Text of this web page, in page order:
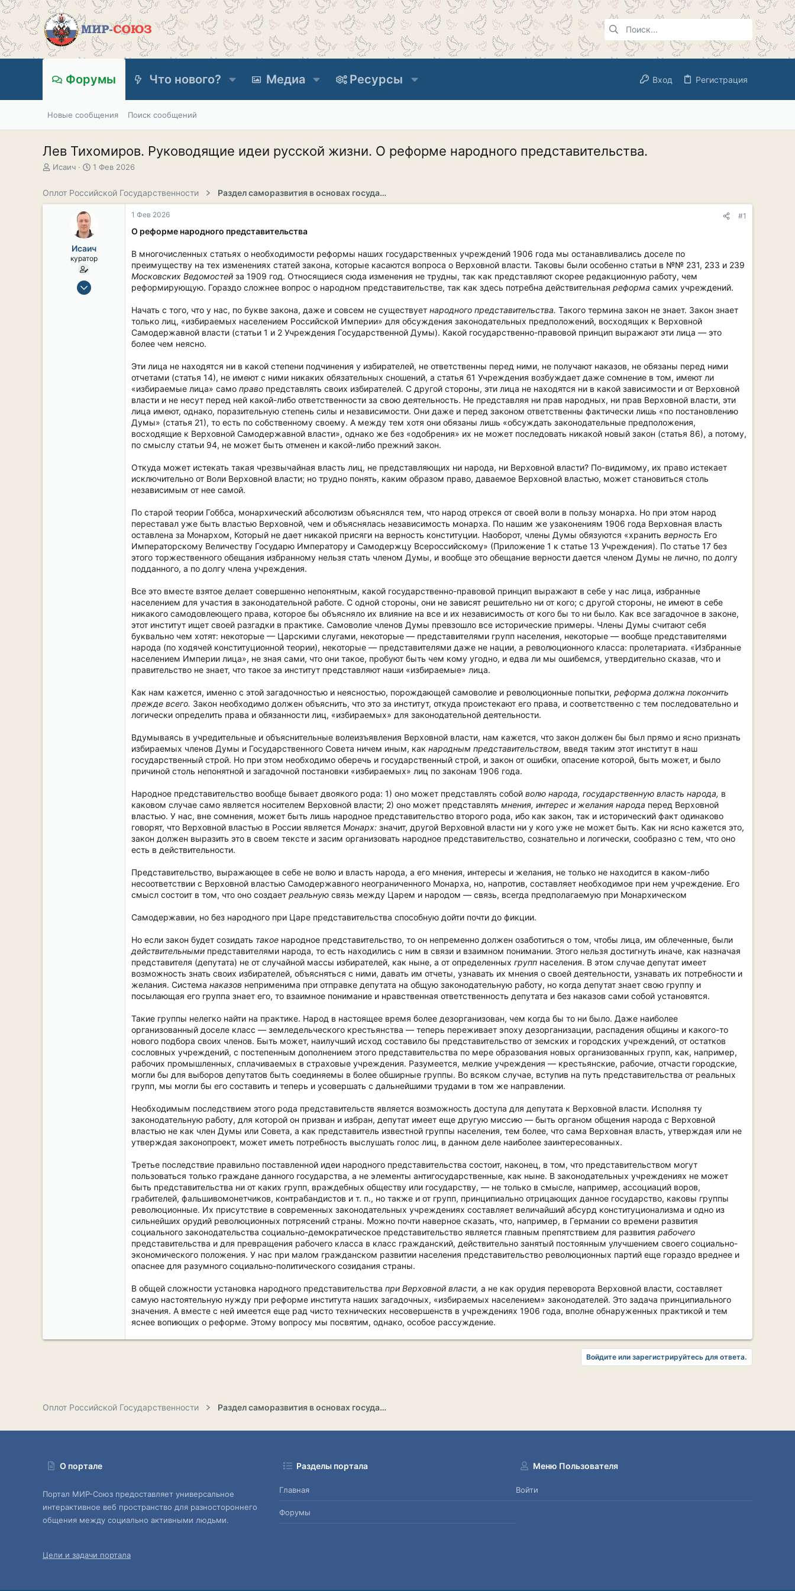
Форумы Что нового? Медиа Ресурсы Вход Регистрация
Новые сообщения Поиск сообщений
Лев Тихомиров. Руководящие идеи русской жизни. О реформе народного представительства.
А
о
Исаич
Д
а
л
а
1 Фев 2026
Оплот Российской Государственности Раздел саморазвития в основах государственности
Исаич
куратор
15 Сен 2019
1 Фев 2026 #1
О реформе народного представительства
В многочисленных статьях о необходимости реформы наших государственных учреждений 1906 года мы останавливались доселе по
преимуществу на тех изменениях статей закона, которые касаются вопроса о Верховной власти. Таковы были особенно статьи в №№ 231, 233 и 239
Московских Ведомостей за 1909 год. Относящиеся сюда изменения не трудны, так как представляют скорее редакционную работу, чем
реформирующую. Гораздо сложнее вопрос о народном представительстве, так как здесь потребна действительная реформа самих учреждений.
Начать с того, что у нас, по букве закона, даже и совсем не существует народного представительства. Такого термина закон не знает. Закон знает
только лиц, «избираемых населением Российской Империи» для обсуждения законодательных предположений, восходящих к Верховной
Самодержавной власти (статьи 1 и 2 Учреждения Государственной Думы). Какой государственно-правовой принцип выражают эти лица — это
более чем неясно.
Эти лица не находятся ни в какой степени подчинения у избирателей, не ответственны перед ними, не получают наказов, не обязаны перед ними
отчетами (статья 14), не имеют с ними никаких обязательных сношений, а статья 61 Учреждения возбуждает даже сомнение в том, имеют ли
«избираемые лица» само право представлять своих избирателей. С другой стороны, эти лица не находятся ни в какой зависимости и от Верховной
власти и не несут перед ней какой-либо ответственности за свою деятельность. Не представляя ни прав народных, ни прав Верховной власти, эти
лица имеют, однако, поразительную степень силы и независимости. Они даже и перед законом ответственны фактически лишь «по постановлению
Думы» (статья 21), то есть по собственному своему. А между тем хотя они обязаны лишь «обсуждать законодательные предположения,
восходящие к Верховной Самодержавной власти», однако же без «одобрения» их не может последовать никакой новый закон (статья 86), а потому,
по смыслу статьи 94, не может быть отменен и какой-либо прежний закон.
Откуда может истекать такая чрезвычайная власть лиц, не представляющих ни народа, ни Верховной власти? По-видимому, их право истекает
исключительно от Воли Верховной власти; но трудно понять, каким образом право, даваемое Верховной властью, может становиться столь
независимым от нее самой.
По старой теории Гоббса, монархический абсолютизм объяснялся тем, что народ отрекся от своей воли в пользу монарха. Но при этом народ
переставал уже быть властью Верховной, чем и объяснялась независимость монарха. По нашим же узаконениям 1906 года Верховная власть
оставлена за Монархом, Который не дает никакой присяги на верность конституции. Наоборот, члены Думы обязуются «хранить верность Его
Императорскому Величеству Государю Императору и Самодержцу Всероссийскому» (Приложение 1 к статье 13 Учреждения). По статье 17 без
этого торжественного обещания избранному нельзя стать членом Думы, и вообще это обещание верности дается членом Думы не лично, по долгу
подданного, а по долгу члена учреждения.
Все это вместе взятое делает совершенно непонятным, какой государственно-правовой принцип выражают в себе у нас лица, избранные
населением для участия в законодательной работе. С одной стороны, они не зависят решительно ни от кого; с другой стороны, не имеют в себе
никакого самодовлеющего права, которое бы объясняло их влияние на все и их независимость от кого бы то ни было. Как все загадочное в законе,
этот институт ищет своей разгадки в практике. Самоволие членов Думы превзошло все исторические примеры. Члены Думы считают себя
буквально чем хотят: некоторые — Царскими слугами, некоторые — представителями групп населения, некоторые — вообще представителями
народа (по ходячей конституционной теории), некоторые — представителями даже не нации, а революционного класса: пролетариата. «Избранные
населением Империи лица», не зная сами, что они такое, пробуют быть чем кому угодно, и едва ли мы ошибемся, утвердительно сказав, что и
правительство не знает, что такое за институт представляют наши «избираемые» лица.
Как нам кажется, именно с этой загадочностью и неясностью, порождающей самоволие и революционные попытки, реформа должна покончить
прежде всего. Закон необходимо должен объяснить, что это за институт, откуда проистекают его права, и соответственно с тем последовательно и
логически определить права и обязанности лиц, «избираемых» для законодательной деятельности.
Вдумываясь в учредительные и объяснительные волеизъявления Верховной власти, нам кажется, что закон должен бы был прямо и ясно признать
избираемых членов Думы и Государственного Совета ничем иным, как народным представительством, введя таким этот институт в наш
государственный строй. Но при этом необходимо оберечь и государственный строй, и закон от ошибки, опасение которой, быть может, и было
причиной столь непонятной и загадочной постановки «избираемых» лиц по законам 1906 года.
Народное представительство вообще бывает двоякого рода: 1) оно может представлять собой волю народа, государственную власть народа, в
каковом случае само является носителем Верховной власти; 2) оно может представлять мнения, интерес и желания народа перед Верховной
властью. У нас, вне сомнения, может быть лишь народное представительство второго рода, ибо как закон, так и исторический факт одинаково
говорят, что Верховной властью в России является Монарх: значит, другой Верховной власти ни у кого уже не может быть. Как ни ясно кажется это,
закон должен выразить это в своем тексте и засим организовать народное представительство, сознательно и логически, сообразно с тем, что оно
есть в действительности.
Представительство, выражающее в себе не волю и власть народа, а его мнения, интересы и желания, не только не находится в каком-либо
несоответствии с Верховной властью Самодержавного неограниченного Монарха, но, напротив, составляет необходимое при нем учреждение. Его
смысл состоит в том, что оно создает реальную связь между Царем и народом — связь, всегда предполагаемую при Монархическом
Самодержавии, но без народного при Царе представительства способную дойти почти до фикции.
Но если закон будет созидать такое народное представительство, то он непременно должен озаботиться о том, чтобы лица, им облеченные, были
действительными представителями народа, то есть находились с ним в связи и взаимном понимании. Этого нельзя достигнуть иначе, как назначая
представителя (депутата) не от случайной массы избирателей, как ныне, а от определенных групп населения. В этом случае депутат имеет
возможность знать своих избирателей, объясняться с ними, давать им отчеты, узнавать их мнения о своей деятельности, узнавать их потребности и
желания. Система наказов неприменима при отправке депутата на общую законодательную работу, но когда депутат знает свою группу и
посылающая его группа знает его, то взаимное понимание и нравственная ответственность депутата и без наказов сами собой установятся.
Такие группы нелегко найти на практике. Народ в настоящее время более дезорганизован, чем когда бы то ни было. Даже наиболее
организованный доселе класс — земледельческого крестьянства — теперь переживает эпоху дезорганизации, распадения общины и какого-то
нового подбора своих членов. Быть может, наилучший исход составило бы представительство от земских и городских учреждений, от остатков
сословных учреждений, с постепенным дополнением этого представительства по мере образования новых организованных групп, как, например,
рабочих промышленных, сплачиваемых в страховые учреждения. Разумеется, мелкие учреждения — крестьянские, рабочие, отчасти городские,
могли бы для выборов депутатов быть соединяемы в более обширные группы. Во всяком случае, вступив на путь представительства от реальных
групп, мы могли бы его составить и теперь и усовершать с дальнейшими трудами в том же направлении.
Необходимым последствием этого рода представительств является возможность доступа для депутата к Верховной власти. Исполняя ту
законодательную работу, для которой он призван и избран, депутат имеет еще другую миссию — быть органом общения народа с Верховной
властью не как член Думы или Совета, а как представитель известной группы населения, тем более, что сама Верховная власть, утверждая или не
утверждая законопроект, может иметь потребность выслушать голос лиц, в данном деле наиболее заинтересованных.
Третье последствие правильно поставленной идеи народного представительства состоит, наконец, в том, что представительством могут
пользоваться только граждане данного государства, а не элементы антигосударственные, как ныне. В законодательных учреждениях не может
быть представительства ни от каких групп, враждебных обществу или государству, — не только в смысле, например, ассоциаций воров,
грабителей, фальшивомонетчиков, контрабандистов и т. п., но также и от групп, принципиально отрицающих данное государство, каковы группы
революционные. Их присутствие в современных законодательных учреждениях составляет величайший абсурд конституционализма и одно из
сильнейших орудий революционных потрясений страны. Можно почти наверное сказать, что, например, в Германии со времени развития
социального законодательства социально-демократическое представительство является главным препятствием для развития рабочего
представительства и для превращения рабочего класса в класс гражданский, действительно занятый постоянным улучшением своего социально-
экономического положения. У нас при малом гражданском развитии населения представительство революционных партий еще гораздо вреднее и
опаснее для разумного социально-политического созидания страны.
В общей сложности установка народного представительства при Верховной власти, а не как орудия переворота Верховной власти, составляет
самую настоятельную нужду при реформе института наших загадочных, «избираемых населением» законодателей. Это задача принципиального
значения. А вместе с ней имеется еще рад чисто технических несовершенств в учреждениях 1906 года, вполне обнаруженных практикой и тем
яснее вопиющих о реформе. Этому вопросу мы посвятим, однако, особое рассуждение.
Войдите или зарегистрируйтесь для ответа.
Оплот Российской Государственности Раздел саморазвития в основах государственности
О портале
Портал МИР-Союз предоставляет универсальное
интерактивное веб пространство для разностороннего
общения между социально активными людьми.
Цели и задачи портала
Разделы портала
Главная
Форумы
Меню Пользователя
Войти